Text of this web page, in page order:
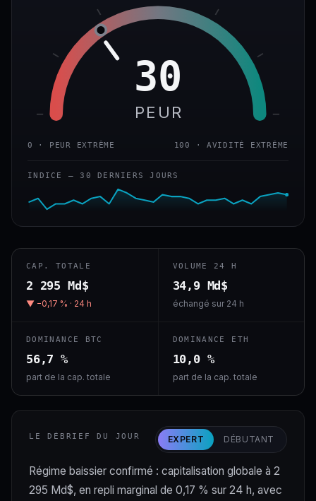
30
PEUR
0 · PEUR EXTRÊME 100 · AVIDITÉ EXTRÊME
INDICE — 30 DERNIERS JOURS
CAP. TOTALE
2 295 Md$
▼ −0,17 % · 24 h
VOLUME 24 H
34,9 Md$
échangé sur 24 h
DOMINANCE BTC
56,7 %
part de la cap. totale
DOMINANCE ETH
10,0 %
part de la cap. totale
LE DÉBRIEF DU JOUR EXPERT DÉBUTANT
Régime baissier confirmé : capitalisation globale à 2
295 Md$, en repli marginal de 0,17 % sur 24 h, avec